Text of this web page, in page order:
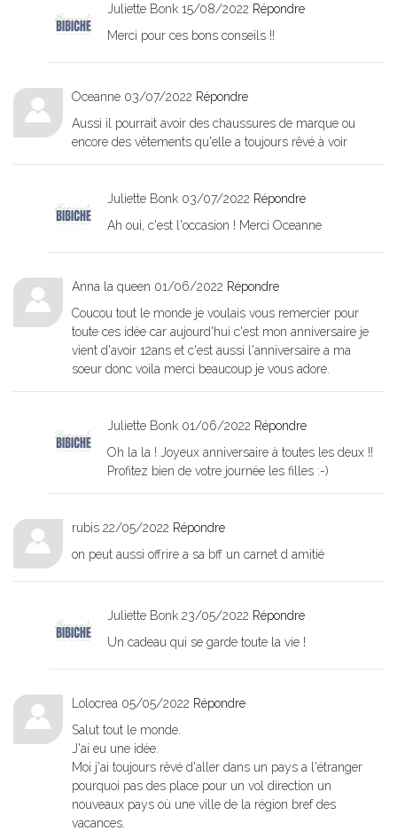
Juliette Bonk 15/08/2022 Répondre
Merci pour ces bons conseils !!
Oceanne 03/07/2022 Répondre
Aussi il pourrait avoir des chaussures de marque ou
encore des vêtements qu'elle a toujours rêvé à voir
Juliette Bonk 03/07/2022 Répondre
Ah oui, c'est l'occasion ! Merci Oceanne
Anna la queen 01/06/2022 Répondre
Coucou tout le monde je voulais vous remercier pour
toute ces idée car aujourd'hui c'est mon anniversaire je
vient d'avoir 12ans et c'est aussi l'anniversaire a ma
soeur donc voila merci beaucoup je vous adore.
Juliette Bonk 01/06/2022 Répondre
Oh la la ! Joyeux anniversaire à toutes les deux !!
Profitez bien de votre journée les filles :-)
rubis 22/05/2022 Répondre
on peut aussi offrire a sa bff un carnet d amitié
Juliette Bonk 23/05/2022 Répondre
Un cadeau qui se garde toute la vie !
Lolocrea 05/05/2022 Répondre
Salut tout le monde.
J'ai eu une idée.
Moi j'ai toujours rêvé d'aller dans un pays a l'étranger
pourquoi pas des place pour un vol direction un
nouveaux pays où une ville de la région bref des
vacances.